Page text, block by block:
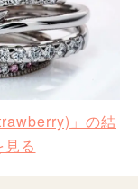
」の結
る